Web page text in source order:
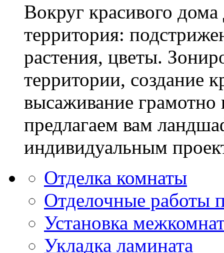
Вокруг красивого
территория:
растения, цветы.
территории, создание
высаживание
предлагаем вам
индивидуальным
Отделка комнаты
Отделочные работы
Установка
Укладка ламината